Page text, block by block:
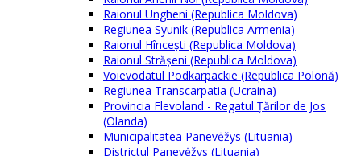
Raionul Ungheni (Republica Moldova)
Regiunea Syunik (Republica Armenia)
Raionul Hîncești (Republica Moldova)
Raionul Străşeni (Republica Moldova)
Voievodatul Podkarpackie (Republica Polonă)
Regiunea Transcarpatia (Ucraina)
Provincia Flevoland - Regatul Ţărilor de Jos
(Olanda)
Municipalitatea Panevėžys (Lituania)
Districtul Panevėžys (Lituania)